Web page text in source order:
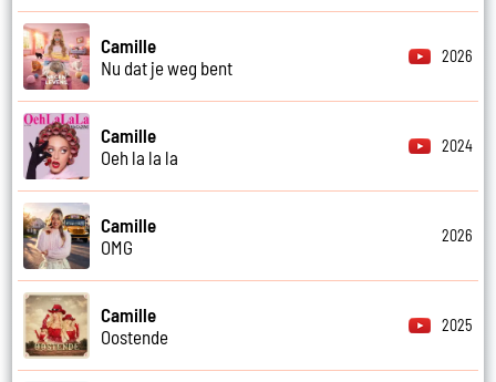
Camille
Nu dat je weg bent
2026
Camille
Oeh la la la
2024
Camille
OMG
2026
Camille
Oostende
2025